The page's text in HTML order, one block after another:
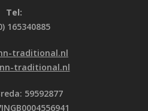
Tel:
165340885
traditional.nl
traditional.nl
59592877